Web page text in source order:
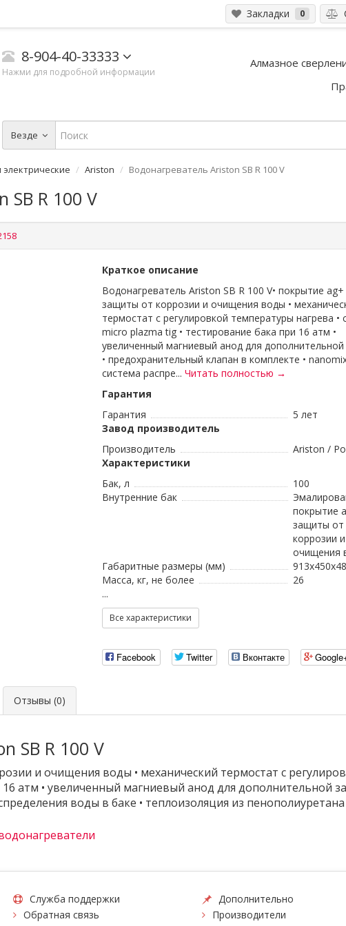
Закладки 0
8-904-40-33333
Нажми для подробной информации
Алмазное
Везде
Ariston Водонагреватель Ariston SB R 100 V
SB R 100 V
Краткое описание
Водонагреватель Ariston SB R 100 V• покрытие ag+
защиты от коррозии и очищения воды •
термостат с регулировкой температуры нагрева •
micro plazma tig • тестирование бака при 16 атм •
увеличенный магниевый анод для
• предохранительный клапан в комплекте •
система распре... Читать полностью →
Гарантия
Гарантия
5 лет
Завод производитель
Производитель
Ariston /
Характеристики
Бак, л
100
Внутренние бак
покрытие
защиты от
коррозии и
очищения
Габаритные размеры (мм)
Масса, кг, не более
26
...
Все характеристики
Facebook Twitter Вконтакте
Отзывы (0)
SB R 100 V
и очищения воды • механический термостат с
16 атм • увеличенный магниевый анод для дополнительной
воды в баке • теплоизоляция из пенополиуретана
Служба поддержки
Обратная связь
Дополнительно
Производители